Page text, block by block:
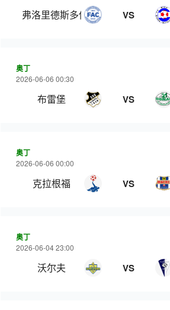
弗洛里德斯多佛II队 VS
奥丁
2026-06-06 00:30
布雷堡 VS
奥丁
2026-06-06 00:00
克拉根福 VS
奥丁
2026-06-04 23:00
沃尔夫 VS